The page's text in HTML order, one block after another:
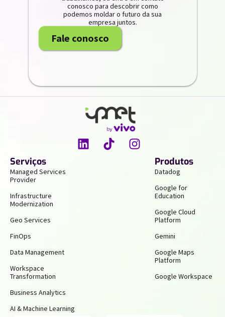
conosco para descobrir como
podemos moldar o futuro da sua
empresa juntos.
Fale conosco
Serviços
Managed Services
Provider
Infrastructure
Modernization
Geo Services
FinOps
Data Management
Workspace
Transformation
Business Analytics
AI & Machine Learning
Produtos
Datadog
Google for
Education
Google Cloud
Platform
Gemini
Google Maps
Platform
Google Workspace